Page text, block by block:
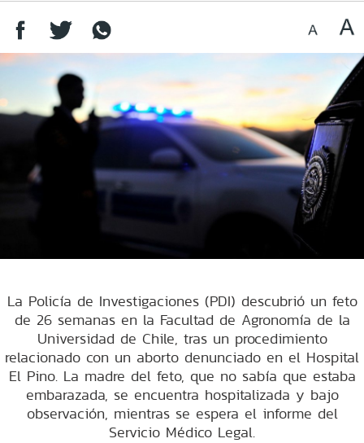
La Policía de Investigaciones (PDI) descubrió un feto
de 26 semanas en la Facultad de Agronomía de la
Universidad de Chile, tras un procedimiento
relacionado con un aborto denunciado en el Hospital
El Pino. La madre del feto, que no sabía que estaba
embarazada, se encuentra hospitalizada y bajo
observación, mientras se espera el informe del
Servicio Médico Legal.